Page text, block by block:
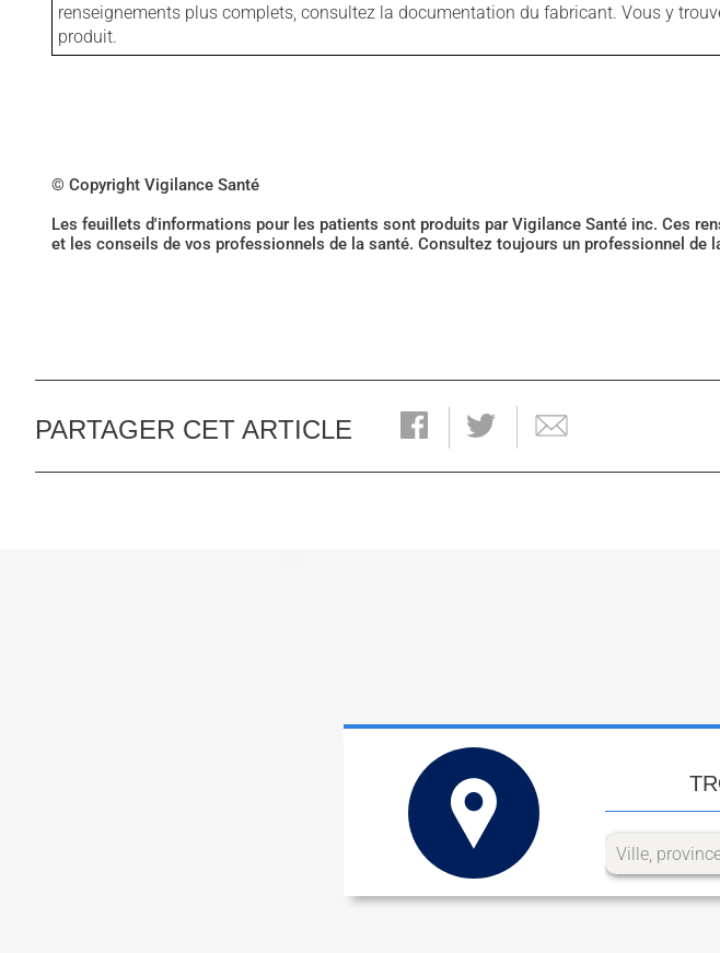
renseignements plus complets, consultez la documentation du fabricant. Vous y
produit.
© Copyright Vigilance Santé
Les feuillets d'informations pour les patients sont produits par Vigilance Santé inc. Ces
et les conseils de vos professionnels de la santé. Consultez toujours un professionnel
PARTAGER CET ARTICLE